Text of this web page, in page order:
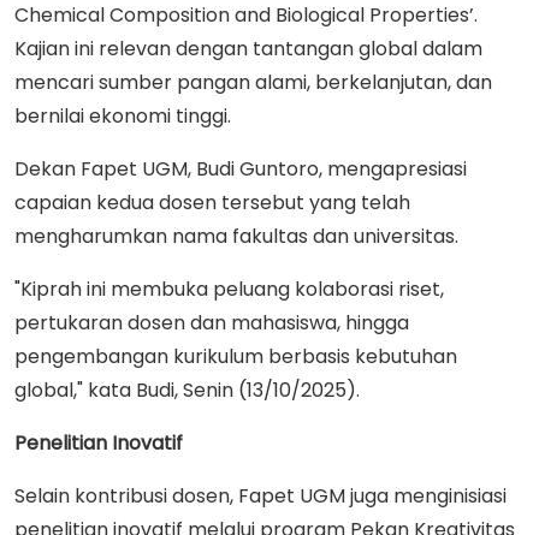
Chemical Composition and Biological Properties’.
Kajian ini relevan dengan tantangan global dalam
mencari sumber pangan alami, berkelanjutan, dan
bernilai ekonomi tinggi.
Dekan Fapet UGM, Budi Guntoro, mengapresiasi
capaian kedua dosen tersebut yang telah
mengharumkan nama fakultas dan universitas.
"Kiprah ini membuka peluang kolaborasi riset,
pertukaran dosen dan mahasiswa, hingga
pengembangan kurikulum berbasis kebutuhan
global," kata Budi, Senin (13/10/2025).
Penelitian Inovatif
Selain kontribusi dosen, Fapet UGM juga menginisiasi